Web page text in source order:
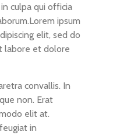
culpa qui officia
ipsum
elit, sed do
labore et dolore
convallis. In
non. Erat
elit at.
in